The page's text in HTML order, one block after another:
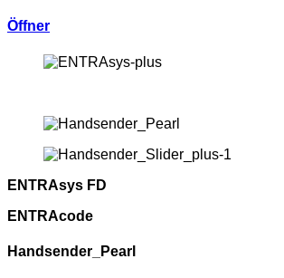
Öffner
ENTRAsys FD
ENTRAcode
Handsender_Pearl